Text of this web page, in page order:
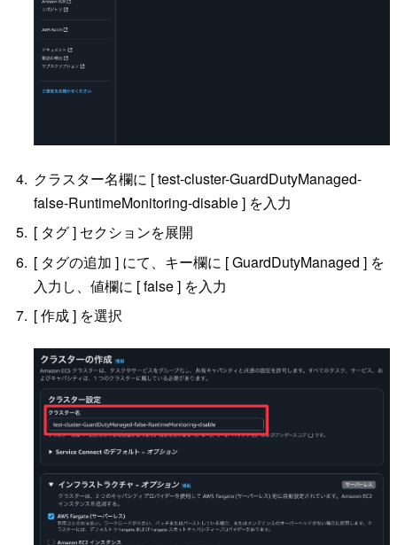
クラスター名欄に [ test-cluster-GuardDutyManaged-
false-RuntimeMonitoring-disable ] を入力
[ タグ ] セクションを展開
[ タグの追加 ] にて、キー欄に [ GuardDutyManaged ] を
入力し、値欄に [ false ] を入力
[ 作成 ] を選択